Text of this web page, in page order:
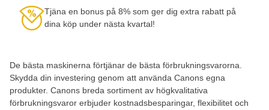
De bästa maskinerna förtjänar de bästa förbrukningsvarorna.
Skydda din investering genom att använda Canons egna
produkter. Canons breda sortiment av högkvalitativa
förbrukningsvaror erbjuder kostnadsbesparingar, flexibilitet och
Tjäna en bonus på 8% som ger dig extra rabatt på
dina köp under nästa kvartal!